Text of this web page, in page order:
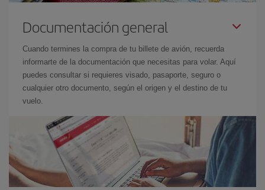
Documentación general
Cuando termines la compra de tu billete de avión, recuerda
informarte de la documentación que necesitas para volar. Aquí
puedes consultar si requieres visado, pasaporte, seguro o
cualquier otro documento, según el origen y el destino de tu
vuelo.